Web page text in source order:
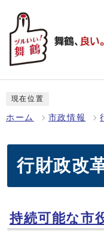
現在位置
ホーム 市政情報
行財政改
持続可能な市